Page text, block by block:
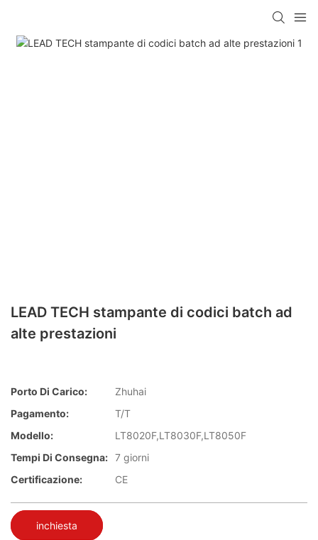
LEAD TECH stampante di codici batch ad
alte prestazioni
Porto Di Carico:
Zhuhai
Pagamento:
T/T
Modello:
LT8020F,LT8030F,LT8050F
Tempi Di Consegna: 7 giorni
Certificazione:
CE
inchiesta